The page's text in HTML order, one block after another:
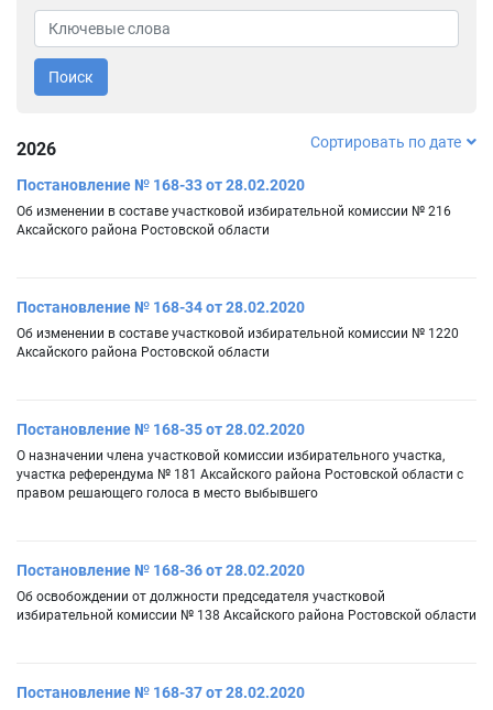
Поиск
2026 Сортировать по дате
Постановление № 168-33 от 28.02.2020
Об изменении в составе участковой избирательной комиссии № 216
Аксайского района Ростовской области
Постановление № 168-34 от 28.02.2020
Об изменении в составе участковой избирательной комиссии № 1220
Аксайского района Ростовской области
Постановление № 168-35 от 28.02.2020
О назначении члена участковой комиссии избирательного участка,
участка референдума № 181 Аксайского района Ростовской области с
правом решающего голоса в место выбывшего
Постановление № 168-36 от 28.02.2020
Об освобождении от должности председателя участковой
избирательной комиссии № 138 Аксайского района Ростовской области
Постановление № 168-37 от 28.02.2020